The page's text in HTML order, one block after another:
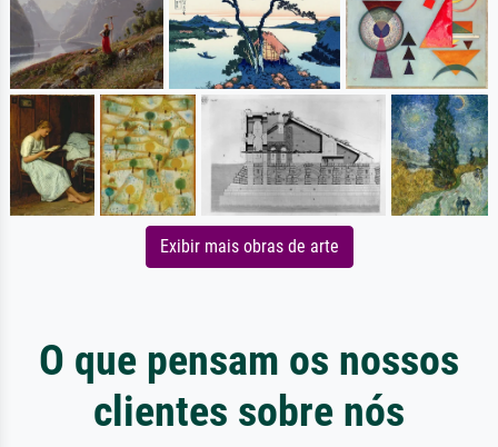
Exibir mais obras de arte
O que pensam os nossos
clientes sobre nós